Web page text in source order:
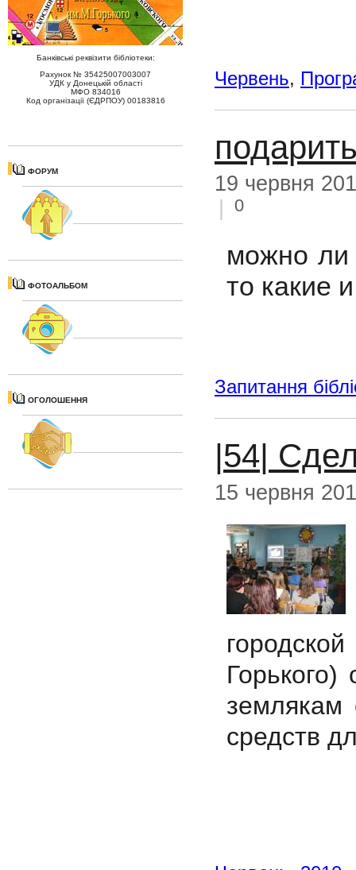
Банківські реквізити бібліотеки:
Рахунок № 35425007003007
УДК у Донецькій області
МФО 834016
Код організації (ЄДРПОУ) 00183816
ФОРУМ
ФОТОАЛЬБОМ
ОГОЛОШЕННЯ
Червень,
19 червня
0
можно ли
то какие
Запитання
|54|
15 червня
землякам
средств